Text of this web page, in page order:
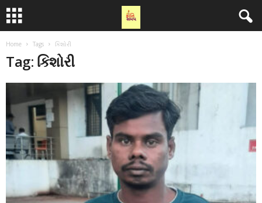
Home Tags કિશોરી
Tag: કિશોરી